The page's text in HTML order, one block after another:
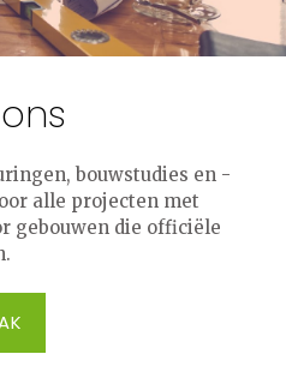
bouwstudies en -
alle projecten met
gebouwen die officiële